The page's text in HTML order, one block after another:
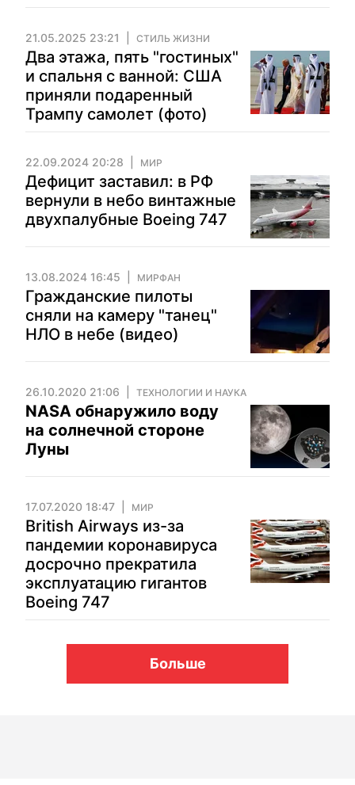
21.05.2025 23:21 СТИЛЬ ЖИЗНИ
Два этажа, пять "гостиных"
и спальня с ванной: США
приняли подаренный
Трампу самолет (фото)
22.09.2024 20:28 МИР
Дефицит заставил: в РФ
вернули в небо винтажные
двухпалубные Boeing 747
13.08.2024 16:45 МИРФАН
Гражданские пилоты
сняли на камеру "танец"
НЛО в небе (видео)
26.10.2020 21:06 ТЕХНОЛОГИИ И НАУКА
NASA обнаружило воду
на солнечной стороне
Луны
17.07.2020 18:47 МИР
British Airways из-за
пандемии коронавируса
досрочно прекратила
эксплуатацию гигантов
Boeing 747
Больше